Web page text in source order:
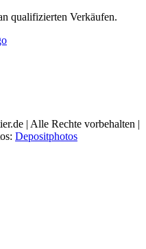
qualifizierten Verkäufen.
| Alle Rechte vorbehalten |
Depositphotos